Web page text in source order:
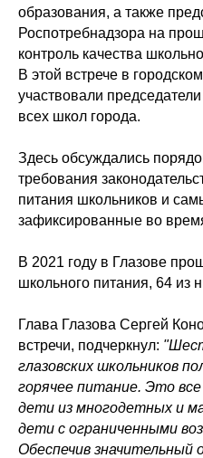
образования, а также
Роспотребнадзора на
контроль качества
В этой встрече в
участвовали
всех школ города.
Здесь обсуждались
требования
питания школьников и
зафиксированные во
В 2021 году в Глазове
школьного питания, 64 из
Глава Глазова Сергей
встречи, подчеркнул:
глазовских школьников
горячее питание. Это
дети из многодетных и
дети с ограниченными
Обеспечив значительный